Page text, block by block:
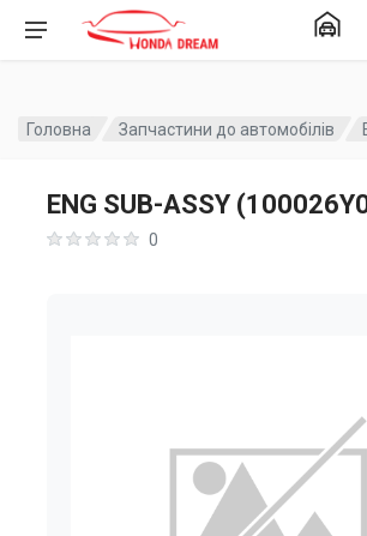
Головна Запчастини до автомобілів
ENG SUB-ASSY
0